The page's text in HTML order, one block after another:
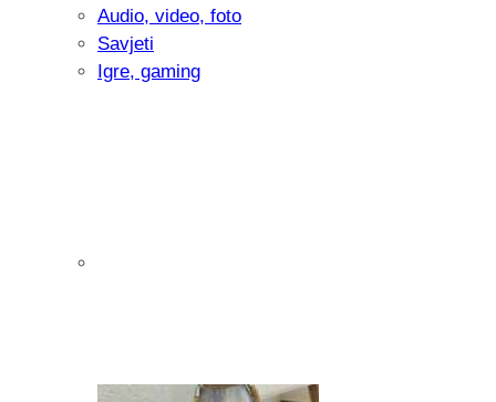
Audio, video, foto
Savjeti
Igre, gaming